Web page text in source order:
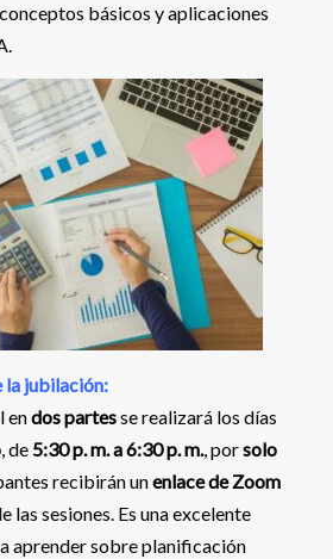
básicos y aplicaciones
la jubilación:
endos partesse realizará los días
, de5:30 p. m. a 6:30 p. m., porsolo
recibirán unenlace de Zoom
las sesiones. Es una excelente
aprender sobre planificación